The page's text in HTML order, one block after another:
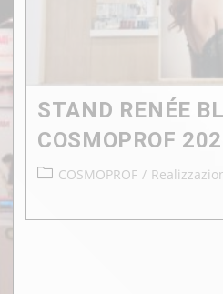
STAND RENÉE
COSMOPROF
COSMOPROF /